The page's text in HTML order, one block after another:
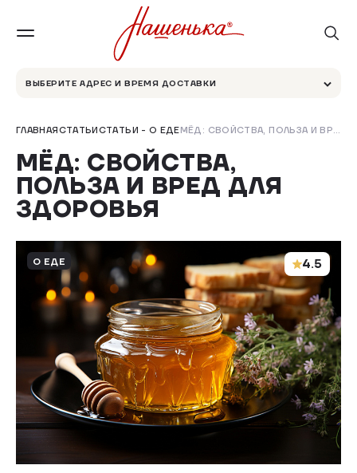
ВЫБЕРИТЕ АДРЕС И ВРЕМЯ ДОСТАВКИ
ГЛАВНАЯСТАТЬИСТАТЬИ - О ЕДЕ МЁД: СВОЙСТВА, ПОЛЬЗА И ВРЕД ДЛЯ ЗДОРОВЬЯ
МЁД: СВОЙСТВА,
ПОЛЬЗА И ВРЕД ДЛЯ
ЗДОРОВЬЯ
О ЕДЕ 4.5